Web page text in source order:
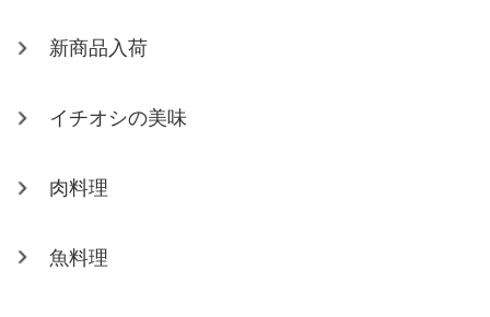
新商品入荷
イチオシの美味
肉料理
魚料理